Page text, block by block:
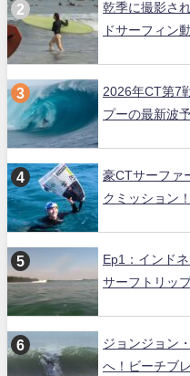
乾季に撮影さ
ドサーフィン
2026年CT第7
プーの最新波
豪CTサーファ
クミッション
Ep1：インド
サーフトリッ
ジョンジョン
へ！ビーチブ